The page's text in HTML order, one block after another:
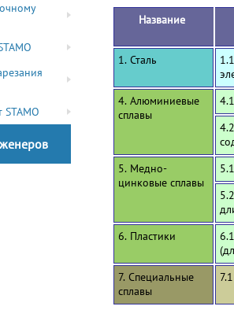
Название
1. Сталь
4. Алюминиевые
сплавы
5. Медно-
цинковые сплавы
6. Пластики
7. Специальные
сплавы